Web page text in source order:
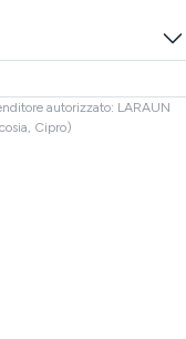
autorizzato: LARAUN
Cipro)